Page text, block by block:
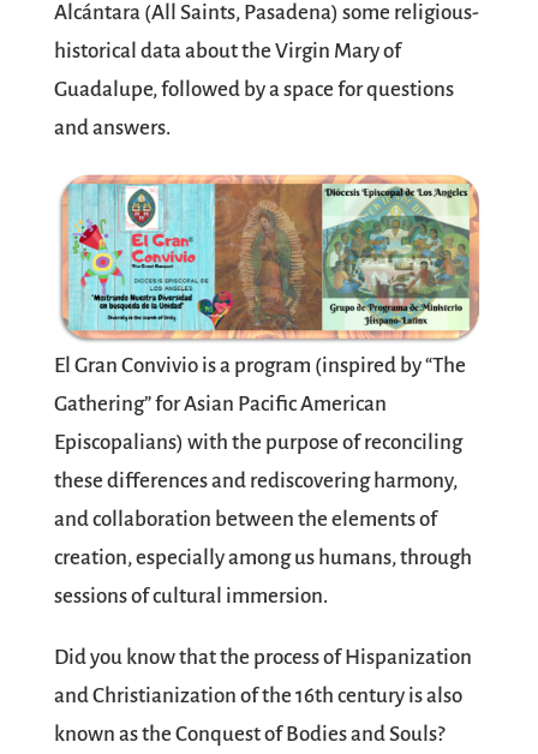
Alcántara (All Saints, Pasadena) some religious-
historical data about the Virgin Mary of
Guadalupe, followed by a space for questions
and answers.
El Gran Convivio is a program (inspired by “The
Gathering” for Asian Pacific American
Episcopalians) with the purpose of reconciling
these differences and rediscovering harmony,
and collaboration between the elements of
creation, especially among us humans, through
sessions of cultural immersion.
Did you know that the process of Hispanization
and Christianization of the 16th century is also
known as the Conquest of Bodies and Souls?